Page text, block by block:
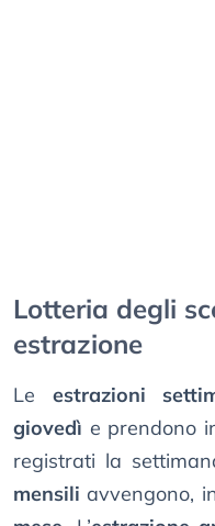
Lotteria degli
estrazione
Le estrazioni
giovedì e prendono
registrati la
mensili avvengono,